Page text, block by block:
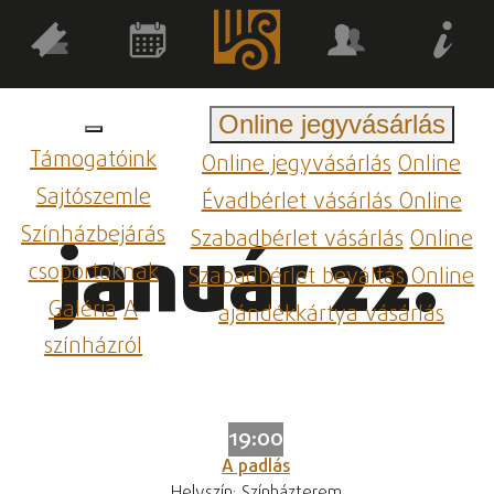
Támogatóink
Sajtószemle
Színházbejárás
csoportoknak
GalériaA
színházról
Online jegyvásárlás
Online jegyvásárlásOnline
Évadbérlet vásárlásOnline
Szabadbérlet vásárlásOnline
Szabadbérlet beváltásOnline
ajándékkártya vásárlás
január 22.
19:00
A padlás